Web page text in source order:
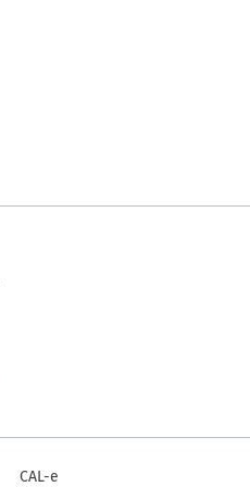
CAL-e